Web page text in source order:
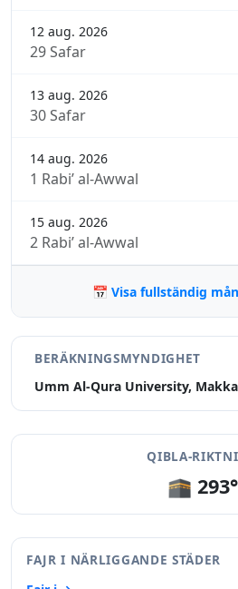
12 aug. 2026
29 Safar
13 aug. 2026
30 Safar
14 aug. 2026
1 Rabi’ al-Awwal
15 aug. 2026
2 Rabi’ al-Awwal
📅 Visa fullständig
BERÄKNINGSMYNDIGHET
Umm Al-Qura University,
QIBLA-
🕋 293°
FAJR I NÄRLIGGANDE STÄDER